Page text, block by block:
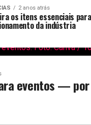
2 anos atrás
os itens essenciais
da indústria
eventos —